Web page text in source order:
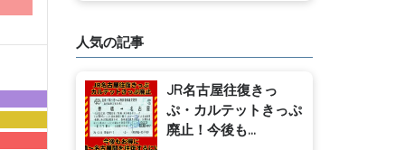
人気の記事
JR名古屋往復きっ
ぷ・カルテットきっぷ
廃止！今後も...